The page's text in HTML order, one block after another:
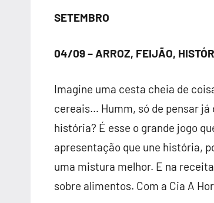
SETEMBRO
04/09 – ARROZ, FEIJÃO,
Imagine uma cesta cheia de
cereais… Humm, só de pensar
história? É esse o grande jogo
apresentação que une história,
uma mistura melhor. E na
sobre alimentos. Com a Cia A